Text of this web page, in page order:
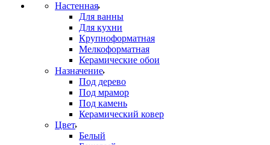
Настенная
Для ванны
Для кухни
Крупноформатная
Мелкоформатная
Керамические обои
Назначение
Под дерево
Под мрамор
Под камень
Керамический ковер
Цвет
Белый